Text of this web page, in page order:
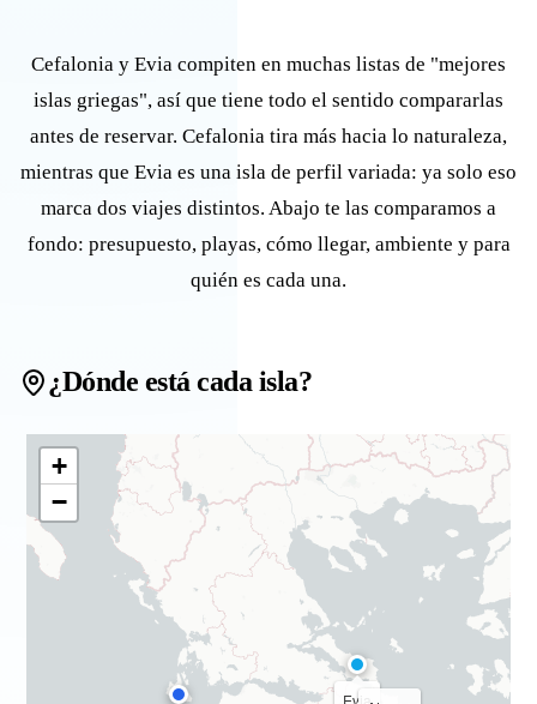
Cefalonia y Evia compiten en muchas listas de "mejores
islas griegas", así que tiene todo el sentido compararlas
antes de reservar. Cefalonia tira más hacia lo naturaleza,
mientras que Evia es una isla de perfil variada: ya solo eso
marca dos viajes distintos. Abajo te las comparamos a
fondo: presupuesto, playas, cómo llegar, ambiente y para
quién es cada una.
¿Dónde está cada isla?
+
−